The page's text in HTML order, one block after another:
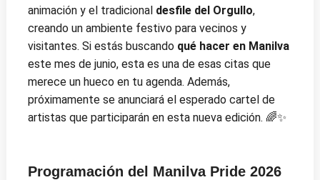
animación y el tradicional desfile del Orgullo,
creando un ambiente festivo para vecinos y
visitantes. Si estás buscando qué hacer en Manilva
este mes de junio, esta es una de esas citas que
merece un hueco en tu agenda. Además,
próximamente se anunciará el esperado cartel de
artistas que participarán en esta nueva edición. 🌈✨
Programación del Manilva Pride 2026